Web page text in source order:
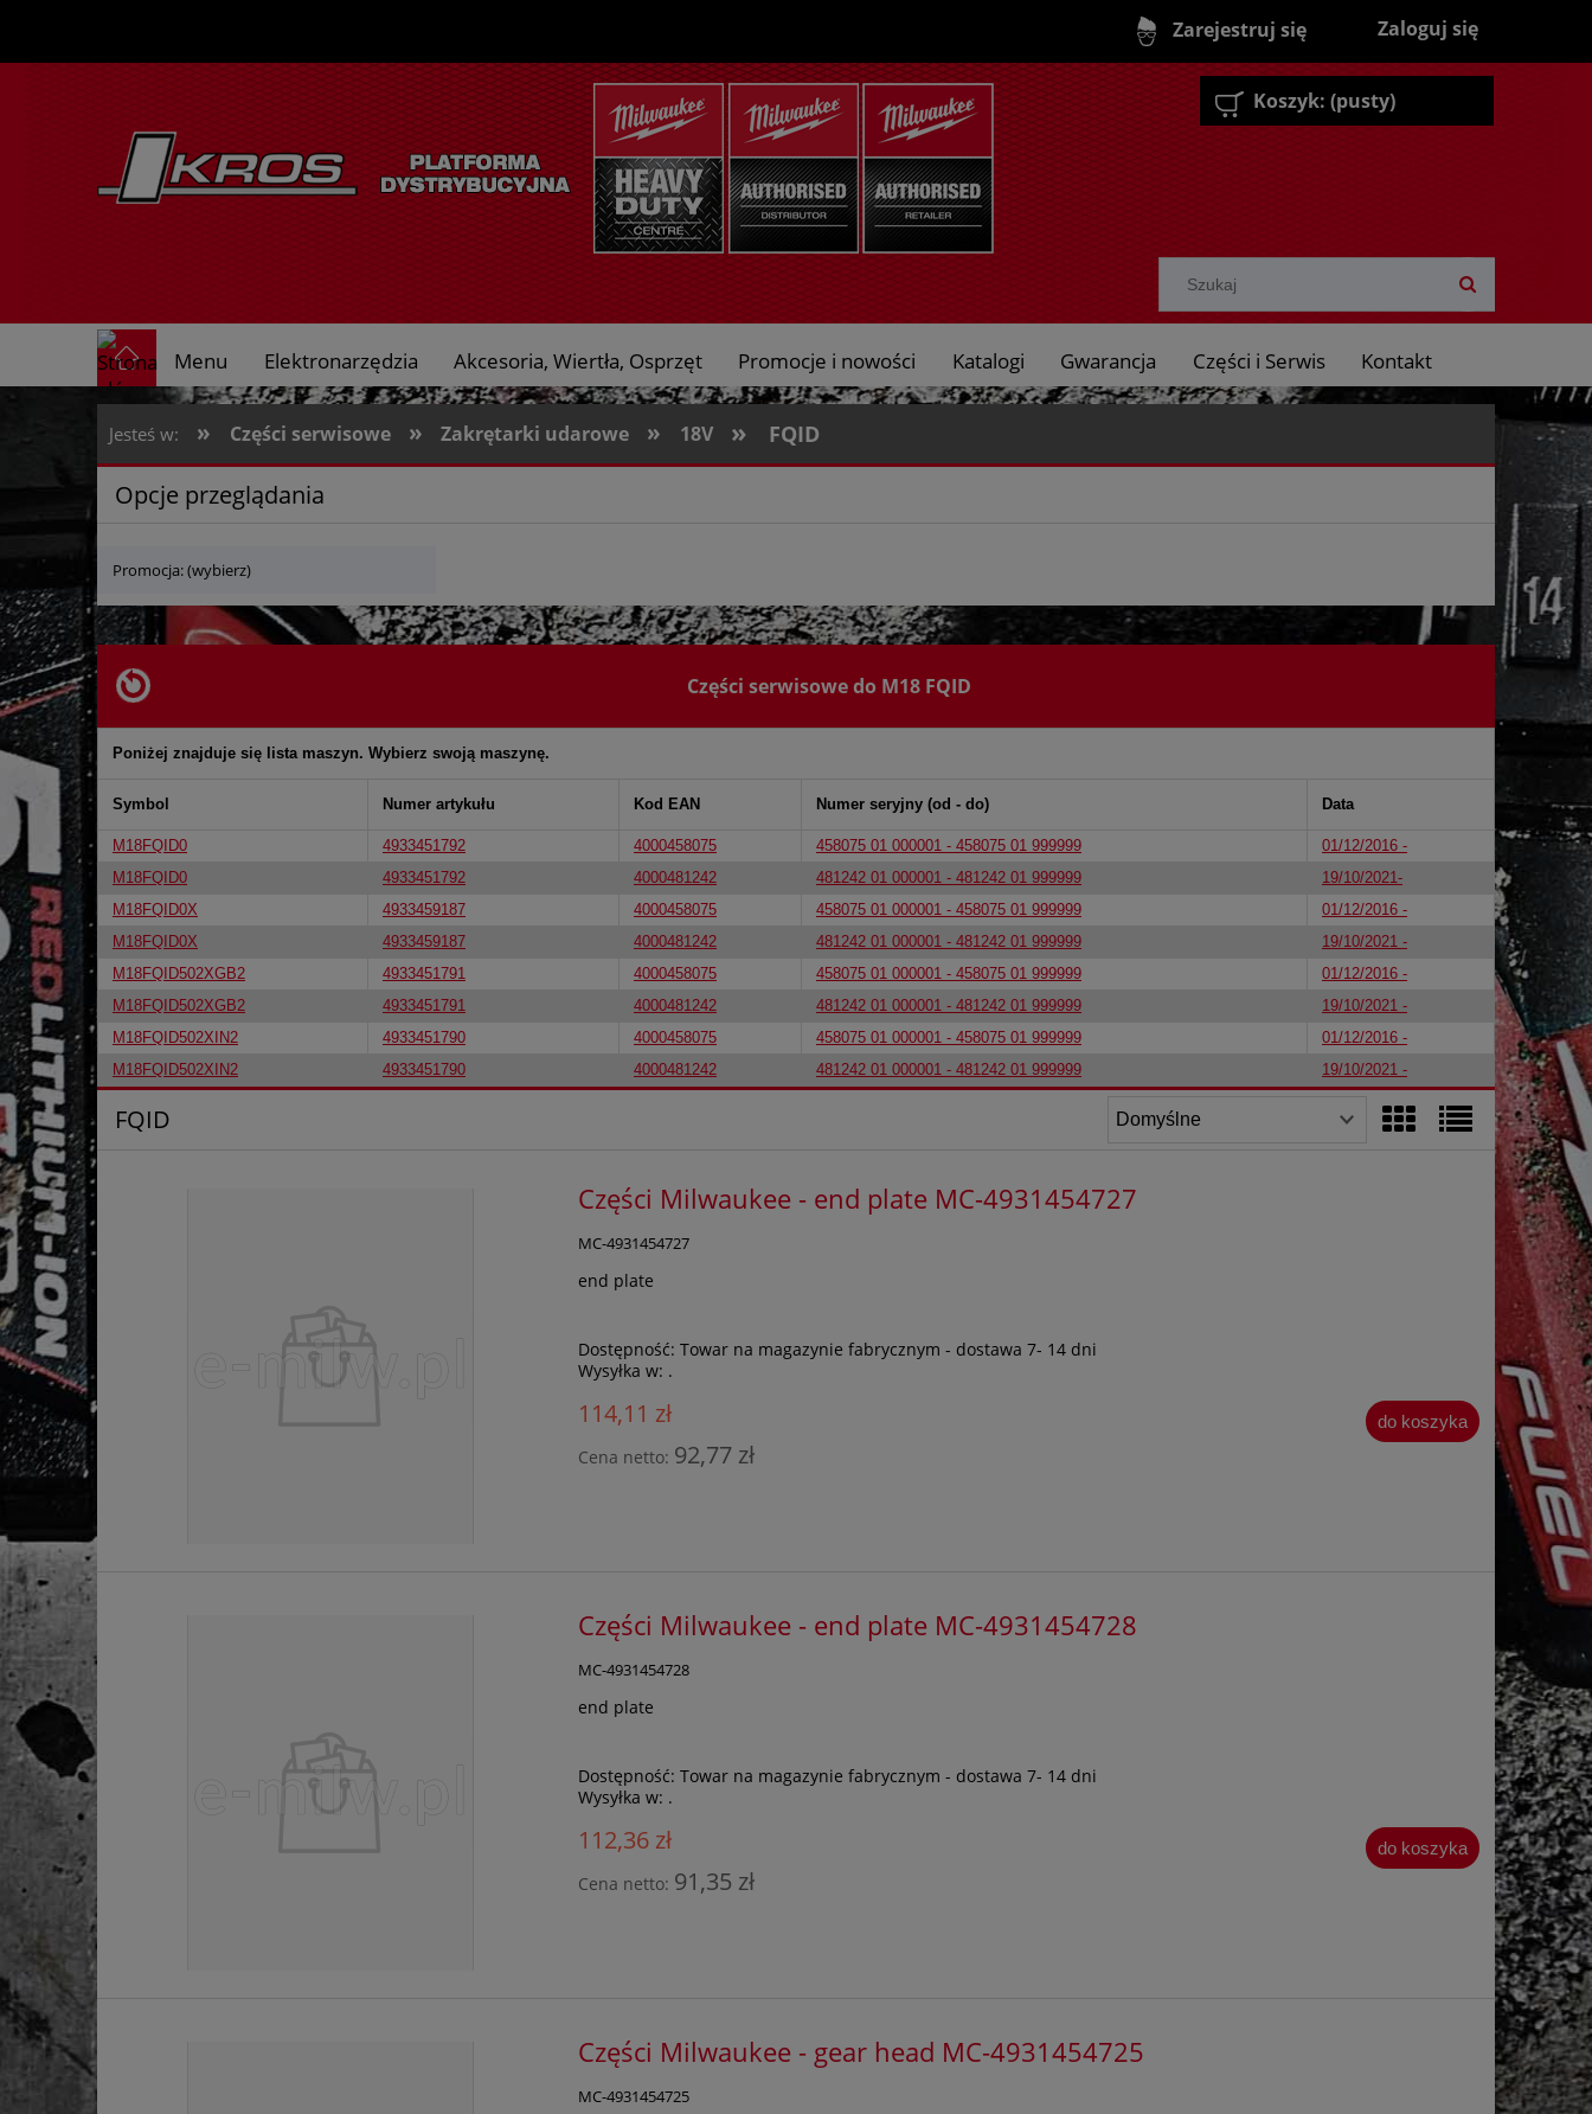
Zarejestruj się Zaloguj się
Koszyk: (pusty)
Menu Elektronarzędzia Akcesoria, Wiertła, Osprzęt Promocje i nowości Katalogi Gwarancja Części i Serwis Kontakt
O nas
Jesteś w: » Części serwisowe » Zakrętarki udarowe » 18V » FQID
Opcje przeglądania
Promocja: (wybierz)
Części serwisowe do M18 FQID
Poniżej znajduje się lista maszyn. Wybierz swoją maszynę.
Symbol Numer artykułu Kod EAN Numer seryjny (od - do) Data
M18FQID0 4933451792 4000458075 458075 01 000001 - 458075 01 999999
01/12/2016 -
M18FQID0
4933451792 4000481242 481242 01 000001 - 481242 01 999999
19/10/2021-
M18FQID0X
4933459187 4000458075 458075 01 000001 - 458075 01 999999
01/12/2016 -
M18FQID0X
4933459187 4000481242 481242 01 000001 - 481242 01 999999
19/10/2021 -
M18FQID502XGB2
4933451791 4000458075 458075 01 000001 - 458075 01 999999
01/12/2016 -
M18FQID502XGB2
4933451791 4000481242 481242 01 000001 - 481242 01 999999
19/10/2021 -
M18FQID502XIN2
4933451790 4000458075 458075 01 000001 - 458075 01 999999
01/12/2016 -
M18FQID502XIN2
4933451790 4000481242 481242 01 000001 - 481242 01 999999 19/10/2021 -
FQID
Części Milwaukee - end plate MC-4931454727
MC-4931454727
end plate
Dostępność: Towar na magazynie fabrycznym - dostawa 7- 14 dni
Wysyłka w: .
114,11 zł
Cena netto: 92,77 zł
do koszyka
Części Milwaukee - end plate MC-4931454728
MC-4931454728
end plate
Dostępność: Towar na magazynie fabrycznym - dostawa 7- 14 dni
Wysyłka w: .
112,36 zł
Cena netto: 91,35 zł
do koszyka
Części Milwaukee - gear head MC-4931454725
MC-4931454725